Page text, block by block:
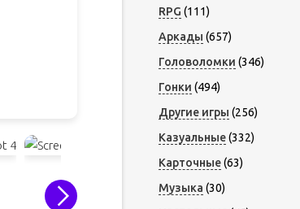
RPG (111)
Аркады (657)
Головоломки (346)
Гонки (494)
Другие игры (256)
Казуальные(332)
Карточные(63)
Музыка (30)